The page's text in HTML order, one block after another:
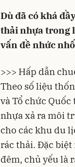
Dù đã có khá
thải nhựa trong
vấn đề nhức
>>> Hấp dẫn
Theo số liệu
và Tổ chức
nhựa xả ra môi
cho các khu du
rác thải. Đặc
đêm, chủ yếu là